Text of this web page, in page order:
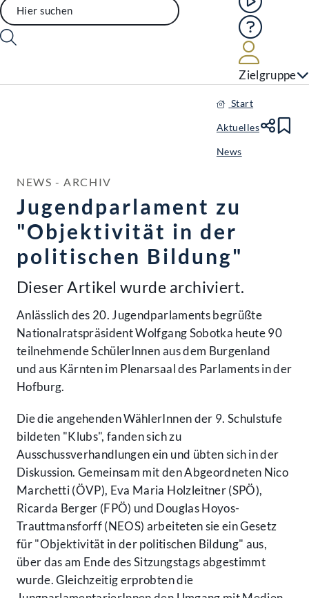
Hilfe
Zielgruppe
Start
Aktuelles
News
NEWS - ARCHIV
Jugendparlament zu
"Objektivität in der
politischen Bildung"
Dieser Artikel wurde archiviert.
Anlässlich des 20. Jugendparlaments begrüßte
Nationalratspräsident Wolfgang Sobotka heute 90
teilnehmende SchülerInnen aus dem Burgenland
und aus Kärnten im Plenarsaal des Parlaments in der
Hofburg.
Die die angehenden WählerInnen der 9. Schulstufe
bildeten "Klubs", fanden sich zu
Ausschussverhandlungen ein und übten sich in der
Diskussion. Gemeinsam mit den Abgeordneten Nico
Marchetti (ÖVP), Eva Maria Holzleitner (SPÖ),
Ricarda Berger (FPÖ) und Douglas Hoyos-
Trauttmansforff (NEOS) arbeiteten sie ein Gesetz
für "Objektivität in der politischen Bildung" aus,
über das am Ende des Sitzungstags abgestimmt
wurde. Gleichzeitig erprobten die